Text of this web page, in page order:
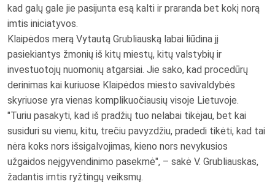
kad galų gale jie pasijunta esą kalti ir praranda bet kokį norą
imtis iniciatyvos.
Klaipėdos merą Vytautą Grubliauską labai liūdina jį
pasiekiantys žmonių iš kitų miestų, kitų valstybių ir
investuotojų nuomonių atgarsiai. Jie sako, kad procedūrų
derinimas kai kuriuose Klaipėdos miesto savivaldybės
skyriuose yra vienas komplikuočiausių visoje Lietuvoje.
"Turiu pasakyti, kad iš pradžių tuo nelabai tikėjau, bet kai
susiduri su vienu, kitu, trečiu pavyzdžiu, pradedi tikėti, kad tai
nėra koks nors išsigalvojimas, kieno nors nevykusios
užgaidos neįgyvendinimo pasekmė", – sakė V. Grubliauskas,
žadantis imtis ryžtingų veiksmų.